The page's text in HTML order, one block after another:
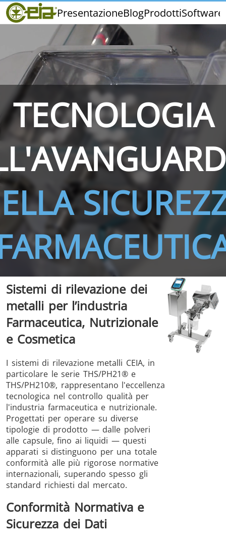
PresentazioneBlogProdottiSoftware
Home
CEIA
Fiere ed Eventi
THS/PH210 THS/PH210-FFV THS/
THS/PH21N-FB THS/PH21N-FFV
THS/
D25
THS/FBB
THS/MBB
THS/GMS21
THS/G21
THS Production
4.0
MD-SCOPE
TECNOLOGIA
Sistemi di rilevazione dei
metalli per l’industria
Farmaceutica, Nutrizionale
e Cosmetica
I sistemi di rilevazione metalli CEIA, in
particolare le serie THS/PH21® e
THS/PH210®, rappresentano l'eccellenza
tecnologica nel controllo qualità per
l'industria farmaceutica e nutrizionale.
Progettati per operare su diverse
tipologie di prodotto — dalle polveri
alle capsule, fino ai liquidi — questi
apparati si distinguono per una totale
conformità alle più rigorose normative
internazionali, superando spesso gli
standard richiesti dal mercato.
Conformità Normativa e
Sicurezza dei Dati